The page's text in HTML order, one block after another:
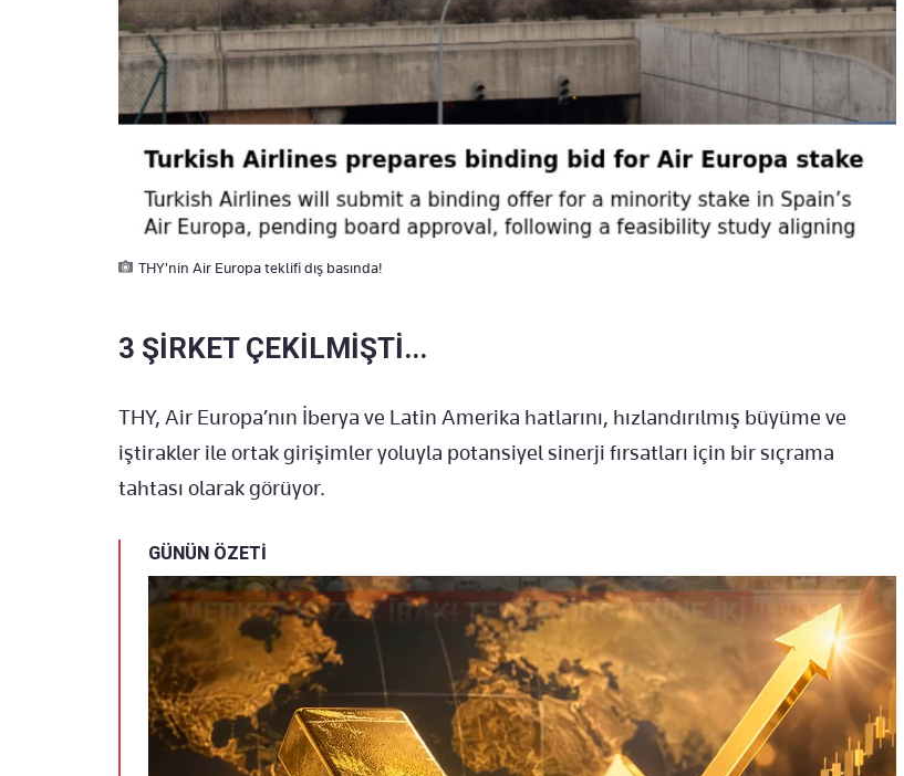
THY'nin Air Europa teklifi dış basında!
3 ŞİRKET ÇEKİLMİŞTİ...
THY, Air Europa’nın İberya ve Latin Amerika hatlarını, hızlandırılmış büyüme ve
iştirakler ile ortak girişimler yoluyla potansiyel sinerji fırsatları için bir sıçrama
tahtası olarak görüyor.
GÜNÜN ÖZETİ